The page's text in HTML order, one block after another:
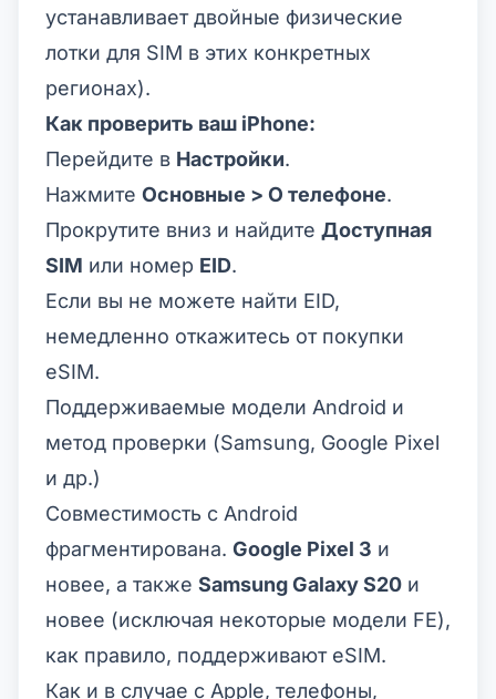
устанавливает двойные физические
лотки для SIM в этих конкретных
регионах).
Как проверить ваш iPhone:
Перейдите в Настройки.
Нажмите Основные > О телефоне.
Прокрутите вниз и найдите Доступная
SIM или номер EID.
Если вы не можете найти EID,
немедленно откажитесь от покупки
eSIM.
Поддерживаемые модели Android и
метод проверки (Samsung, Google Pixel
и др.)
Совместимость с Android
фрагментирована. Google Pixel 3 и
новее, а также Samsung Galaxy S20 и
новее (исключая некоторые модели FE),
как правило, поддерживают eSIM.
Как и в случае с Apple, телефоны,